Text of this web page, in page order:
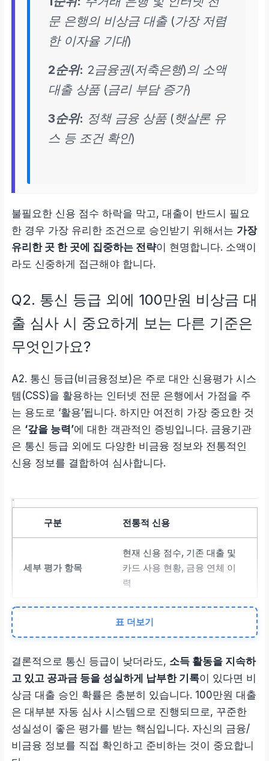
문 은행의 비상금 대출 (가장 저렴
한 이자율 기대)
2순위: 2금융권(저축은행)의 소액
대출 상품 (금리 부담 증가)
3순위: 정책 금융 상품 (햇살론 유
스 등 조건 확인)
불필요한 신용 점수 하락을 막고, 대출이 반드시 필요
한 경우 가장 유리한 조건으로 승인받기 위해서는 가장
유리한 곳 한 곳에 집중하는 전략이 현명합니다. 소액이
라도 신중하게 접근해야 합니다.
Q2. 통신 등급 외에 100만원 비상금 대
출 심사 시 중요하게 보는 다른 기준은
무엇인가요?
A2. 통신 등급(비금융정보)은 주로 대안 신용평가 시스
템(CSS)을 활용하는 인터넷 전문 은행에서 가점을 주
는 용도로 ‘활용’됩니다. 하지만 여전히 가장 중요한 것
은 ‘갚을 능력’에 대한 객관적인 증빙입니다. 금융기관
은 통신 등급 외에도 다양한 비금융 정보와 전통적인
신용 정보를 결합하여 심사합니다.
전통적 신용
현재 신용 점수, 기존 대출 및
카드 사용 현황, 금융 연체 이
력
비금융 정보
통신비/공과금 성실 납부 이력
표 더보기
결론적으로 통신 등급이 낮더라도, 소득 활동을 지속하
고 있고 공과금 등을 성실하게 납부한 기록이 있다면 비
상금 대출 승인 확률은 충분히 있습니다. 100만원 대출
은 대부분 자동 심사 시스템으로 진행되므로, 꾸준한
성실성이 좋은 평가를 받는 핵심입니다. 자신의 금융/
비금융 정보를 직접 확인하고 준비하는 것이 중요합니